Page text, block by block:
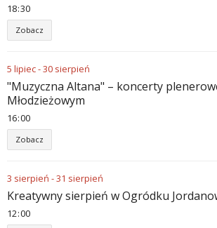
18:30
Zobacz
5 lipiec-30 sierpień
"Muzyczna Altana" – koncerty
Młodzieżowym
16:00
Zobacz
3 sierpień -31 sierpień
Kreatywny sierpień w Ogródku
12:00